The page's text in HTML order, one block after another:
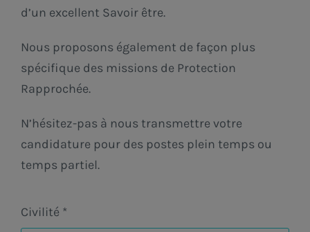
d’un excellent Savoir être.
Nous proposons également de façon plus
spécifique des missions de Protection
Rapprochée.
N’hésitez-pas à nous transmettre votre
candidature pour des postes plein temps ou
temps partiel.
Civilité *